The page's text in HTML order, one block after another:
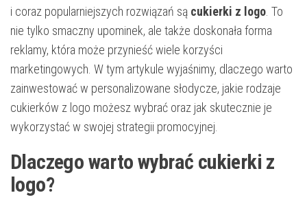
i coraz popularniejszych rozwiązań są cukierki z logo . To
nie tylko smaczny upominek, ale także doskonała forma
reklamy, która może przynieść wiele korzyści
marketingowych. W tym artykule wyjaśnimy, dlaczego warto
zainwestować w personalizowane słodycze, jakie rodzaje
cukierków z logo możesz wybrać oraz jak skutecznie je
wykorzystać w swojej strategii promocyjnej.
Dlaczego warto wybrać cukierki z
logo?